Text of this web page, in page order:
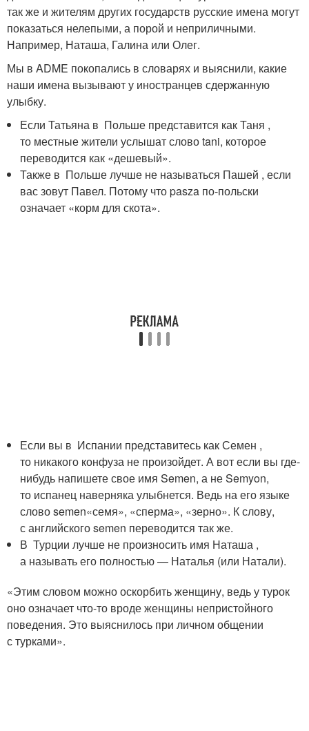
так же и жителям других государств русские имена могут
показаться нелепыми, а порой и неприличными.
Например, Наташа, Галина или Олег.
Мы в ADME покопались в словарях и выяснили, какие
наши имена вызывают у иностранцев сдержанную
улыбку.
Если Татьяна в Польше представится как Таня ,
то местные жители услышат слово tani, которое
переводится как «дешевый».
Также в Польше лучше не называться Пашей , если
вас зовут Павел. Потому что pasza по-польски
означает «корм для скота».
Если вы в Испании представитесь как Семен ,
то никакого конфуза не произойдет. А вот если вы где-
нибудь напишете свое имя Semen, а не Semyon,
то испанец наверняка улыбнется. Ведь на его языке
слово semen«семя», «сперма», «зерно». К слову,
с английского semen переводится так же.
В Турции лучше не произносить имя Наташа ,
а называть его полностью — Наталья (или Натали).
«Этим словом можно оскорбить женщину, ведь у турок
оно означает что-то вроде женщины непристойного
поведения. Это выяснилось при личном общении
с турками».